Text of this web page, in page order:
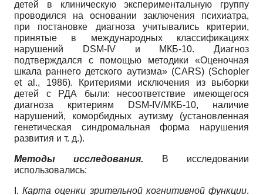
детей в клиническую экспериментальную группу
проводился на основании заключения психиатра,
при постановке диагноза учитывались критерии,
принятые в международных классификациях
нарушений DSM-IV и МКБ-10. Диагноз
подтверждался с помощью методики «Оценочная
шкала раннего детского аутизма» (CARS) (Schopler
et al., 1986). Критериями исключения из выборки
детей с РДА были: несоответствие имеющегося
диагноза критериям DSM-IV/МКБ-10, наличие
нарушений, коморбидных аутизму (установленная
генетическая синдромальная форма нарушения
развития и т. д.).
Методы исследования. В исследовании
использовались:
I.Карта оценки зрительной когнитивной функции.